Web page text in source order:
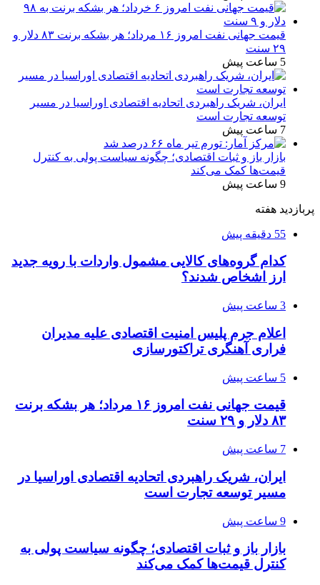
قیمت جهانی نفت امروز ۱۶ مرداد؛ هر بشکه برنت ۸۳ دلار و
۲۹ سنت
5 ساعت پیش
ایران، شریک راهبردی اتحادیه اقتصادی اوراسیا در مسیر
توسعه تجارت است
7 ساعت پیش
بازار باز و ثبات اقتصادی؛ چگونه سیاست پولی به کنترل
قیمت‌ها کمک می‌کند
9 ساعت پیش
پربازدید هفته
55 دقیقه پیش
کدام گروه‌های کالایی مشمول واردات با رویه جدید
ارز اشخاص شدند؟
3 ساعت پیش
اعلام جرم پلیس امنیت اقتصادی علیه مدیران
فراری آهنگری تراکتورسازی
5 ساعت پیش
قیمت جهانی نفت امروز ۱۶ مرداد؛ هر بشکه برنت
۸۳ دلار و ۲۹ سنت
7 ساعت پیش
ایران، شریک راهبردی اتحادیه اقتصادی اوراسیا در
مسیر توسعه تجارت است
9 ساعت پیش
بازار باز و ثبات اقتصادی؛ چگونه سیاست پولی به
کنترل قیمت‌ها کمک می‌کند